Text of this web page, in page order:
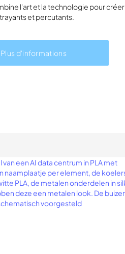
l'art et la technologie pour
et percutants.
Plus d'informations